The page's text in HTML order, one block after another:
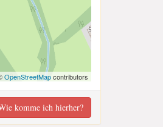
OpenStreetMapcontributors
komme ich hierher?